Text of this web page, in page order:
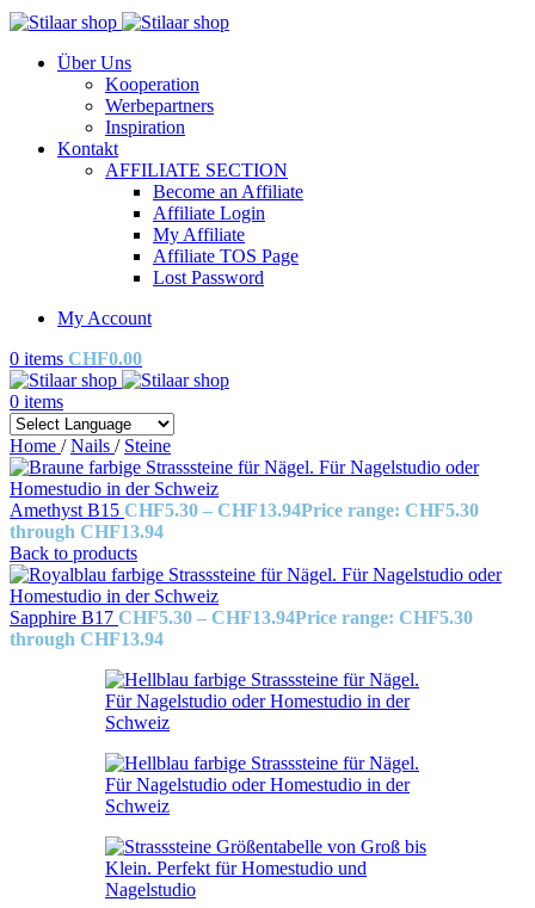
Über Uns
Kooperation
Werbepartners
Inspiration
Kontakt
AFFILIATE SECTION
Become an Affiliate
Affiliate Login
My Affiliate
Affiliate TOS Page
Lost Password
My Account
0 items CHF0.00
0 items
Home / Nails / Steine
Amethyst B15 CHF5.30 – CHF13.94Price range: CHF5.30
through CHF13.94
Back to products
Sapphire B17 CHF5.30 – CHF13.94Price range: CHF5.30
through CHF13.94